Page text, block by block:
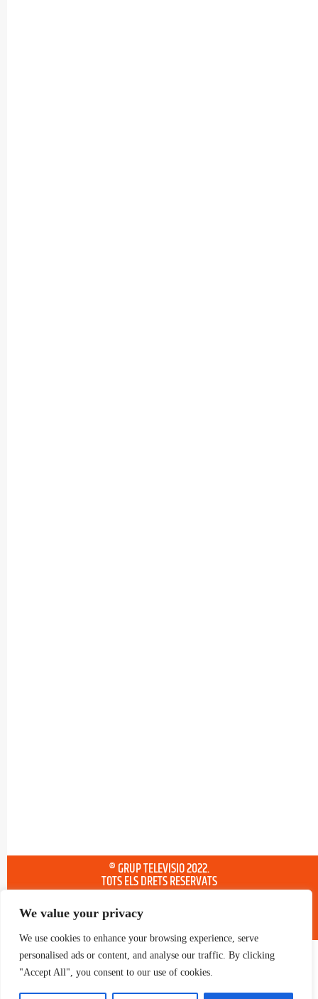
We value your privacy
We use cookies to enhance your browsing experience, serve
personalised ads or content, and analyse our traffic. By clicking
"Accept All", you consent to our use of cookies.
® GRUP TELEVISIO 2022.
TOTS ELS DRETS RESERVATS